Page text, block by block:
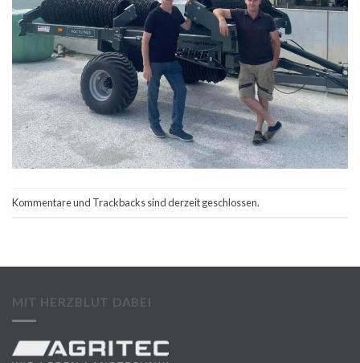
Kommentare und Trackbacks sind derzeit geschlossen.
MIT HERZBLUT DABEI